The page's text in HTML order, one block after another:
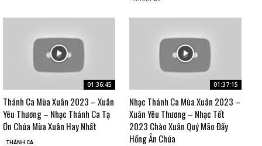
01:36:45
Thánh Ca Mùa Xuân 2023 – Xuân
Yêu Thương – Nhạc Thánh Ca Tạ
Ơn Chúa Mùa Xuân Hay Nhất
THÁNH CA
01:37:15
Nhạc Thánh Ca Mùa Xuân 2023 –
Xuân Yêu Thương – Nhạc Tết
2023 Chào Xuân Quý Mão Đầy
Hồng Ân Chúa